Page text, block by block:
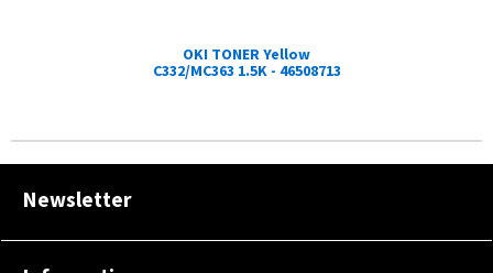
OKI TONER Yellow
C332/MC363 1.5K - 46508713
Newsletter